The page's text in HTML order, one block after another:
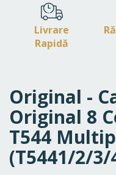
Livrare
Rapidă
Original -
Original 8
T544
(T5441/2/